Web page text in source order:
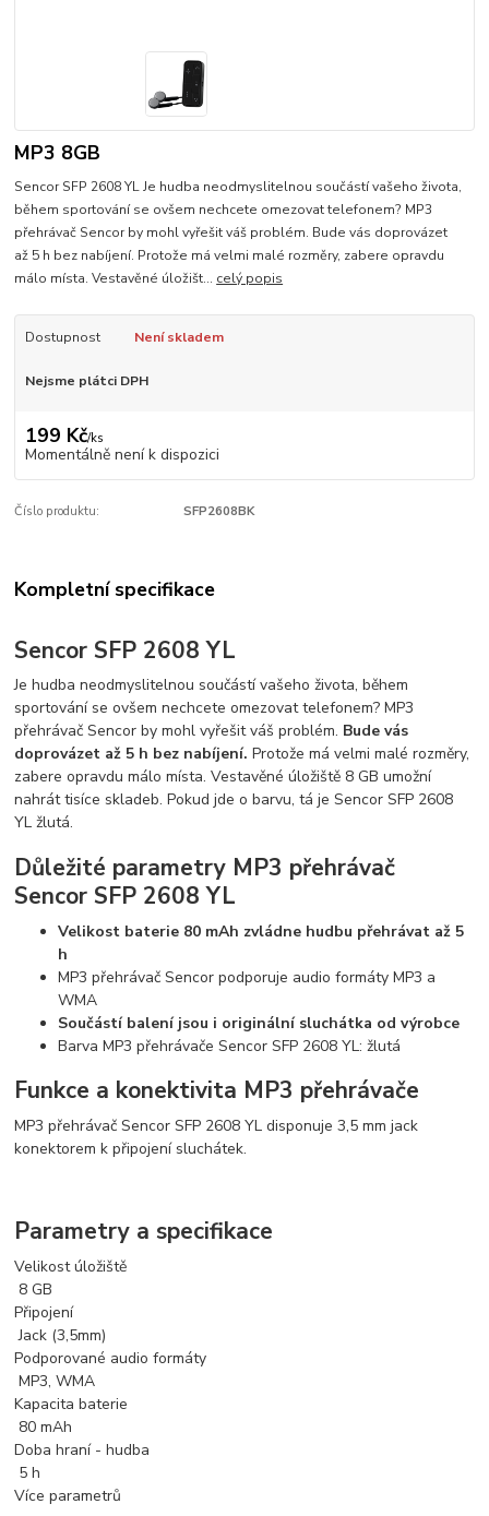
MP3 8GB
Sencor SFP 2608 YL Je hudba neodmyslitelnou součástí vašeho života,
během sportování se ovšem nechcete omezovat telefonem? MP3
přehrávač Sencor by mohl vyřešit váš problém. Bude vás doprovázet
až 5 h bez nabíjení. Protože má velmi malé rozměry, zabere opravdu
málo místa. Vestavěné úložišt... celý popis
Dostupnost Není skladem
Nejsme plátci DPH
199 Kč/ks
Momentálně není k dispozici
Číslo produktu: SFP2608BK
Kompletní specifikace
Sencor SFP 2608 YL
Je hudba neodmyslitelnou součástí vašeho života, během
sportování se ovšem nechcete omezovat telefonem? MP3
přehrávač Sencor by mohl vyřešit váš problém. Bude vás
doprovázet až 5 h bez nabíjení.Protože má velmi malé rozměry,
zabere opravdu málo místa. Vestavěné úložiště 8 GB umožní
nahrát tisíce skladeb. Pokud jde o barvu, tá je Sencor SFP 2608
YL žlutá.
Důležité parametry MP3 přehrávač
Sencor SFP 2608 YL
Velikost baterie 80 mAh zvládne hudbu přehrávat až 5
h
MP3 přehrávač Sencor podporuje audio formáty MP3 a
WMA
Součástí balení jsou i originální sluchátka od výrobce
Barva MP3 přehrávače Sencor SFP 2608 YL: žlutá
Funkce a konektivita MP3 přehrávače
MP3 přehrávač Sencor SFP 2608 YL disponuje 3,5 mm jack
konektorem k připojení sluchátek.
Parametry a specifikace
Velikost úložiště
8 GB
Připojení
Jack (3,5mm)
Podporované audio formáty
MP3, WMA
Kapacita baterie
80 mAh
Doba hraní - hudba
5 h
Více parametrů